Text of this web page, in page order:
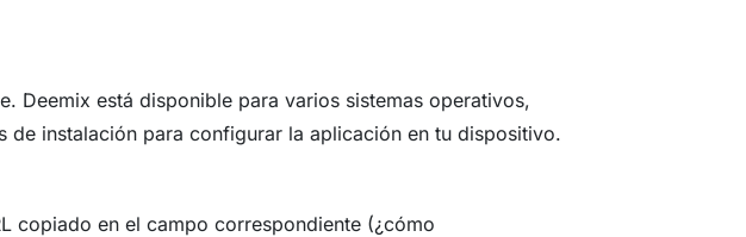
Deemix está disponible para varios sistemas operativos,
de instalación para configurar la aplicación en tu dispositivo.
copiado en el campo correspondiente (¿cómo